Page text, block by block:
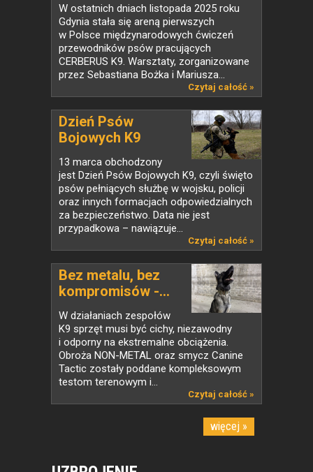
W ostatnich dniach listopada 2025 roku
Gdynia stała się areną pierwszych
w Polsce międzynarodowych ćwiczeń
przewodników psów pracujących
CERBERUS K9. Warsztaty, zorganizowane
przez Sebastiana Bożka i Mariusza...
Czytaj całość »
Dzień Psów
Bojowych K9
13 marca obchodzony
jest Dzień Psów Bojowych K9, czyli święto
psów pełniących służbę w wojsku, policji
oraz innych formacjach odpowiedzialnych
za bezpieczeństwo. Data nie jest
przypadkowa – nawiązuje...
Czytaj całość »
Bez metalu, bez
kompromisów -...
W działaniach zespołów
K9 sprzęt musi być cichy, niezawodny
i odporny na ekstremalne obciążenia.
Obroża NON-METAL oraz smycz Canine
Tactic zostały poddane kompleksowym
testom terenowym i...
Czytaj całość »
więcej »